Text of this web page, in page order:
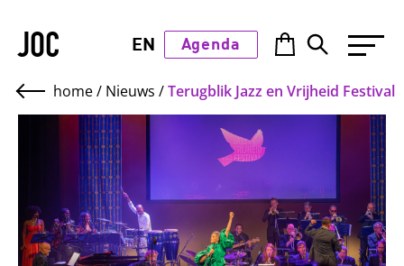
JOC EN Agenda
home/ Nieuws /Terugblik Jazz en Vrijheid Festival